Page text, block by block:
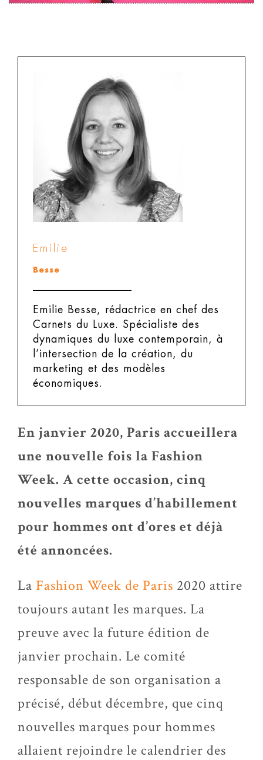
Emilie
Besse
Emilie Besse, rédactrice en chef des
Carnets du Luxe.
Spécialiste des
dynamiques du luxe contemporain, à
l’intersection de la création, du
marketing et des modèles
économiques.
En janvier 2020, Paris accueillera
une nouvelle fois la Fashion
Week. A cette occasion, cinq
nouvelles marques d’habillement
pour hommes ont d’ores et déjà
été annoncées.
La Fashion Week de Paris 2020 attire
toujours autant les marques. La
preuve avec la future édition de
janvier prochain. Le comité
responsable de son organisation a
précisé, début décembre, que cinq
nouvelles marques pour hommes
allaient rejoindre le calendrier des